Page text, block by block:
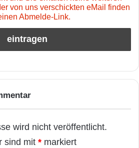
von uns verschickten eMail finden
Abmelde-Link.
wird nicht veröffentlicht.
sind mit * markiert